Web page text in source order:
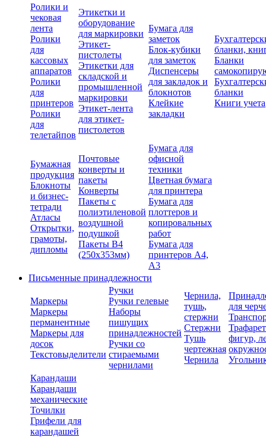
Ролики и
чековая
лента
Ролики
для
кассовых
аппаратов
Ролики
для
принтеров
Ролики
для
телетайпов
Этикетки и
оборудование
для маркировки
Этикет-
пистолеты
Этикетки для
складской и
промышленной
маркировки
Этикет-лента
для этикет-
пистолетов
Бумага для
заметок
Блок-кубики
для заметок
Диспенсеры
для закладок и
блокнотов
Клейкие
закладки
бланки,
Бланки
бланки
Книги учета
Бумажная
продукция
Блокноты
и бизнес-
тетради
Атласы
Открытки,
грамоты,
дипломы
Почтовые
конверты и
пакеты
Конверты
Пакеты с
полиэтиленовой
воздушной
подушкой
Пакеты В4
(250х353мм)
Бумага для
офисной
техники
Цветная бумага
для принтера
Бумага для
плоттеров и
копировальных
работ
Бумага для
принтеров А4,
А3
Письменные принадлежности
Маркеры
Маркеры
перманентные
Маркеры для
досок
Текстовыделители
Ручки
Ручки гелевые
Наборы
пишущих
принадлежностей
Ручки со
стираемыми
чернилами
Чернила,
тушь,
стержни
Стержни
Тушь
чертежная
Чернила
для
фигур,
Карандаши
Карандаши
механические
Точилки
Грифели для
карандашей